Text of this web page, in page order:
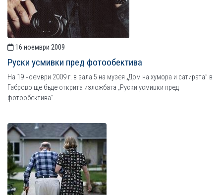
16 ноември 2009
Руски усмивки пред фотообектива
На 19 ноември 2009 г. в зала 5 на музея „Дом на хумора и сатирата” в
Габрово ще бъде открита изложбата „Руски усмивки пред
фотообектива”.